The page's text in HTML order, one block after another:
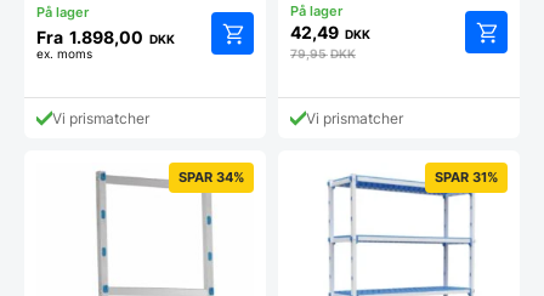
Fra 1.898,00 DKK
ex. moms
Mulighederne
kan
vælges
varesiden
Vi prismatcher
42,49 DKK
79,95DKK
Vi prismatcher
SPAR 34% SPAR 31%